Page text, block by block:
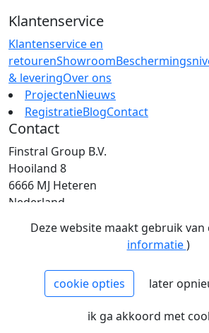
Klantenservice
Klantenservice en
retourenShowroom
& leveringOver ons
ProjectenNieuws
RegistratieBlogContact
Contact
Finstral Group B.V.
Hooiland 8
6666 MJ Heteren
Nederland
E: info@finstral.nl
BTW: NL813263025B01
EORI: NL813263025
NCAGE: H2NM0
Deze website maakt gebruik van
informatie)
cookie opties later
ik ga akkoord met